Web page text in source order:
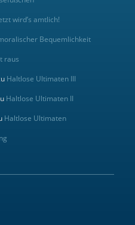
wird’s amtlich!
Bequemlichkeit
raus
Haltlose Ultimaten III
Haltlose Ultimaten II
Haltlose Ultimaten